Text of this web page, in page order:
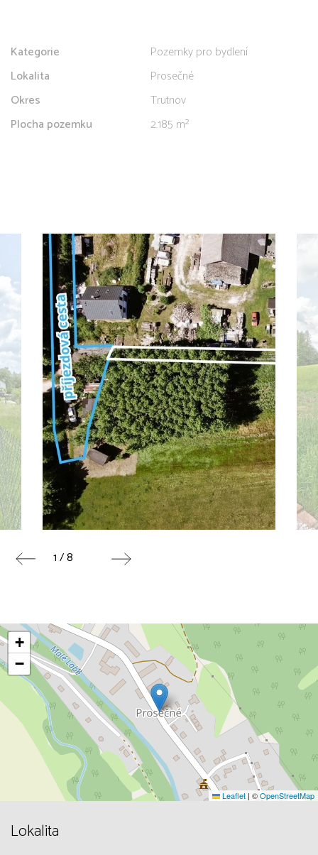
Kategorie
Pozemky pro bydlení
Lokalita
Prosečné
Okres
Trutnov
Plocha pozemku
2.185 m²
1 / 8
+
−
Leaflet | ©OpenStreetMap
Lokalita